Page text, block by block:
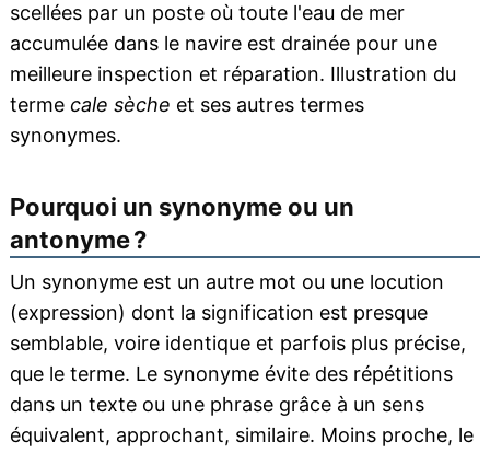
scellées par un poste où toute l'eau de mer
accumulée dans le navire est drainée pour une
meilleure inspection et réparation. Illustration du
terme cale sèche et ses autres termes
synonymes.
Pourquoi un synonyme ou un
antonyme ?
Un synonyme est un autre mot ou une locution
(expression) dont la signification est presque
semblable, voire identique et parfois plus précise,
que le terme. Le synonyme évite des répétitions
dans un texte ou une phrase grâce à un sens
équivalent, approchant, similaire. Moins proche, le